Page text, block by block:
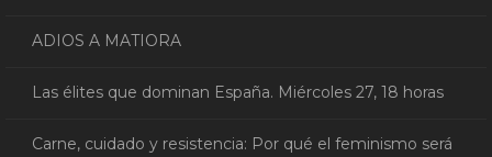
ADIOS A MATIORA
Las élites que dominan España. Miércoles 27, 18 horas
Carne, cuidado y resistencia: Por qué el feminismo será